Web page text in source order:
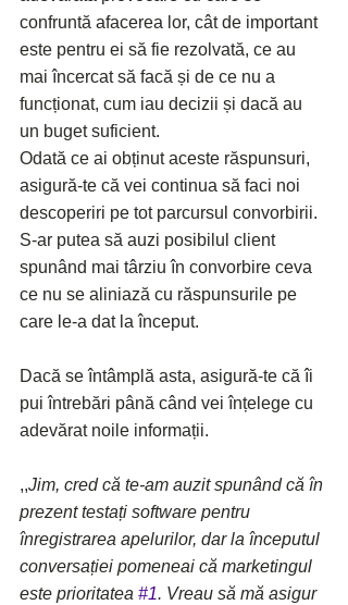
confruntă afacerea lor, cât de important
este pentru ei să fie rezolvată, ce au
mai încercat să facă și de ce nu a
funcționat, cum iau decizii și dacă au
un buget suficient.
Odată ce ai obținut aceste răspunsuri,
asigură-te că vei continua să faci noi
descoperiri pe tot parcursul convorbirii.
S-ar putea să auzi posibilul client
spunând mai târziu în convorbire ceva
ce nu se aliniază cu răspunsurile pe
care le-a dat la început.
Dacă se întâmplă asta, asigură-te că îi
pui întrebări până când vei înțelege cu
adevărat noile informații.
,,Jim, cred că te-am auzit spunând că în
prezent testați software pentru
înregistrarea apelurilor, dar la începutul
conversației pomeneai că marketingul
este prioritatea #1. Vreau să mă asigur